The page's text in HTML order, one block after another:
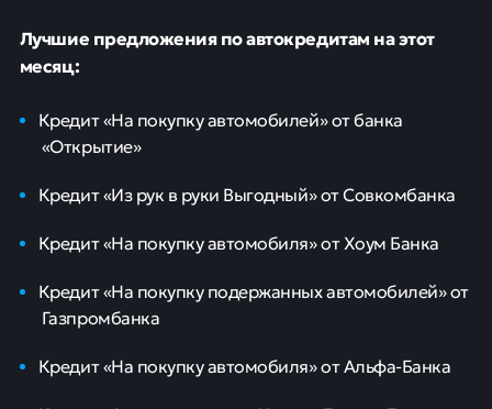
Лучшие предложения по автокредитам на этот
месяц:
Кредит «На покупку автомобилей» от банка
«Открытие»
Кредит «Из рук в руки Выгодный» от Совкомбанка
Кредит «На покупку автомобиля» от Хоум Банка
Кредит «На покупку подержанных автомобилей» от
Газпромбанка
Кредит «На покупку автомобиля» от Альфа-Банка